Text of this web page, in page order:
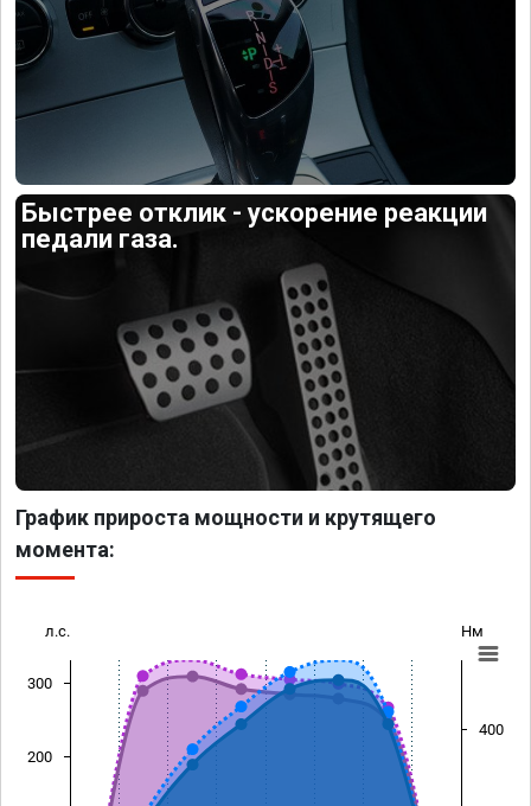
Быстрее отклик - ускорение реакции
педали газа.
График прироста мощности и крутящего
момента:
л.с. Нм
200
300
400